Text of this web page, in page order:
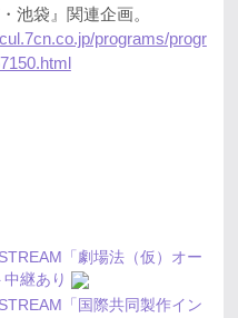
池袋』関連企画。
programs/progr
「劇場法（仮）オー
継あり
「国際共同製作イン